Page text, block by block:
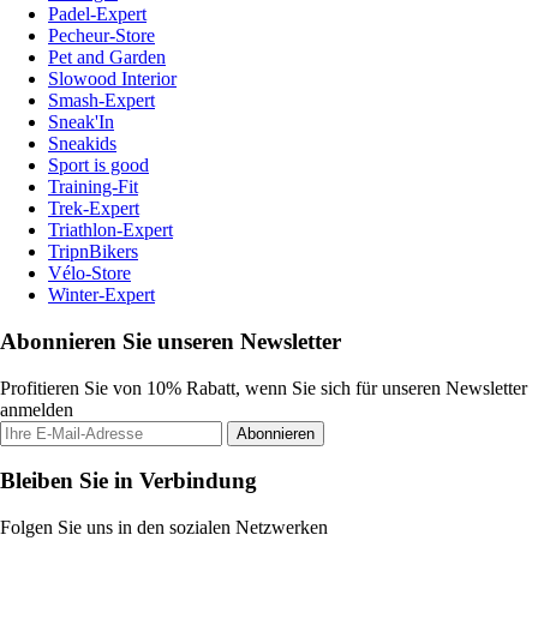
Padel-Expert
Pecheur-Store
Pet and Garden
Slowood Interior
Smash-Expert
Sneak'In
Sneakids
Sport is good
Training-Fit
Trek-Expert
Triathlon-Expert
TripnBikers
Vélo-Store
Winter-Expert
Abonnieren Sie unseren Newsletter
Profitieren Sie von 10% Rabatt, wenn Sie sich für unseren Newsletter
anmelden
Abonnieren
Bleiben Sie in Verbindung
Folgen Sie uns in den sozialen Netzwerken